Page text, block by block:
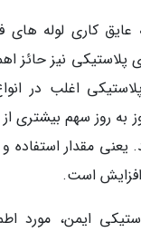
عایق کاری لوله های
پلاستیکی نیز حائز
اغلب در
به روز سهم بیشتری از
مقدار استفاده و
است.
ایمن، مورد